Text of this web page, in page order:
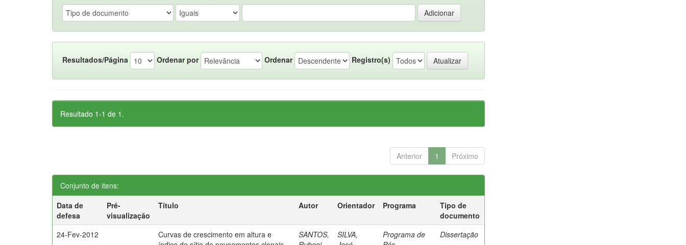
Resultados/Página Ordenar por Ordenar Registro(s)
Resultado 1-1 de 1.
Anterior 1 Próximo
Conjunto de itens:
Data de
defesa
Pré-
visualização
Título Autor Orientador Programa
Tipo de
documento
24-Fev-2012
Curvas de crescimento em altura e
SANTOS,
SILVA,
Programa de
Dissertação